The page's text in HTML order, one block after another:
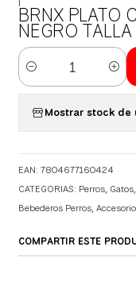
BRNX PLATO
NEGRO
Cantidad
Mostrar stock de
EAN: 7804677160424
CATEGORIAS: Perros, Gatos,
Bebederos Perros,
COMPARTIR ESTE